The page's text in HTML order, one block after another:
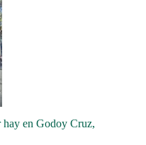
hay en Godoy Cruz,